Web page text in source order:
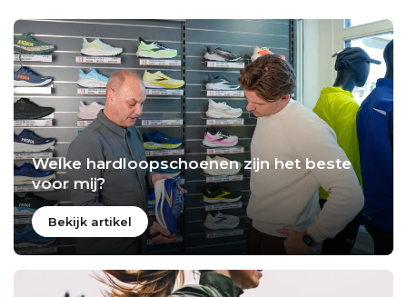
Welke hardloopschoenen zijn het beste
voor mij?
Bekijk artikel